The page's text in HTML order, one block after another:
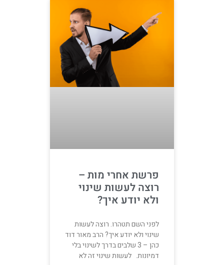
פרשת אחרי מות –
רוצה לעשות שינוי
ולא יודע איך?
לפני השם תטהרו. רוצה לעשות
שינוי ולא יודע איך? הרב מאור דוד
כהן – 3 שלבים בדרך לשינוי בלי
דמיונות. לעשות שינוי זה לא